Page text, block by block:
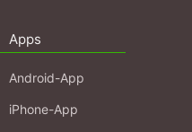
Apps
Android-App
iPhone-App